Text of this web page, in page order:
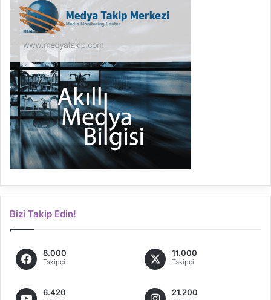
Bizi Takip Edin!
8.000
Takipçi
11.000
Takipçi
6.420 21.200